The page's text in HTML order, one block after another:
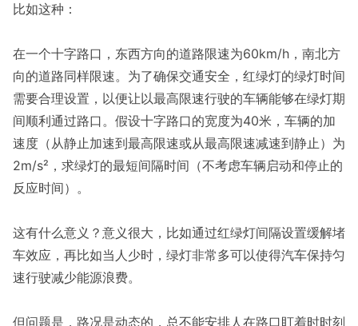
比如这种：
在一个十字路口，东西方向的道路限速为60km/h，南北方
向的道路同样限速。为了确保交通安全，红绿灯的绿灯时间
需要合理设置，以便让以最高限速行驶的车辆能够在绿灯期
间顺利通过路口。假设十字路口的宽度为40米，车辆的加
速度（从静止加速到最高限速或从最高限速减速到静止）为
2m/s²，求绿灯的最短间隔时间（不考虑车辆启动和停止的
反应时间）。
这有什么意义？意义很大，比如通过红绿灯间隔设置缓解堵
车效应，再比如当人少时，绿灯非常多可以使得汽车保持匀
速行驶减少能源浪费。
但问题是，路况是动态的，总不能安排人在路口盯着时时刻